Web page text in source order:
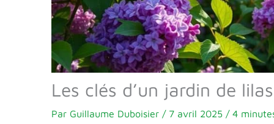
Les clés d’un jardin de
Par Guillaume Duboisier / 7 avril 2025 / 4